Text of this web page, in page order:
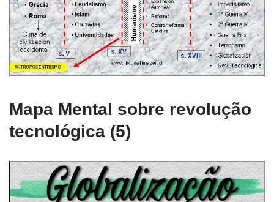
Mapa Mental sobre revolução
tecnológica (5)